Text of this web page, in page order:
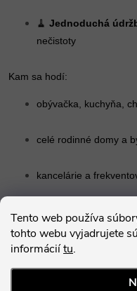
Tento web používa
tohto webu vyjadrujete
informáciítu.
🧹 Jednoduchá
nečistoty
Kam sa hodí:
obývačka, kuchyňa,
celé rodinné domy a
kancelárie a
Expona Domesticje
životnosť – bez
Parametre produktu